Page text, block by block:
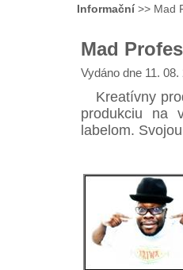
Informační>> Mad
Mad
Vydáno dne 11.
Kreatívny
produkciu na
labelom.